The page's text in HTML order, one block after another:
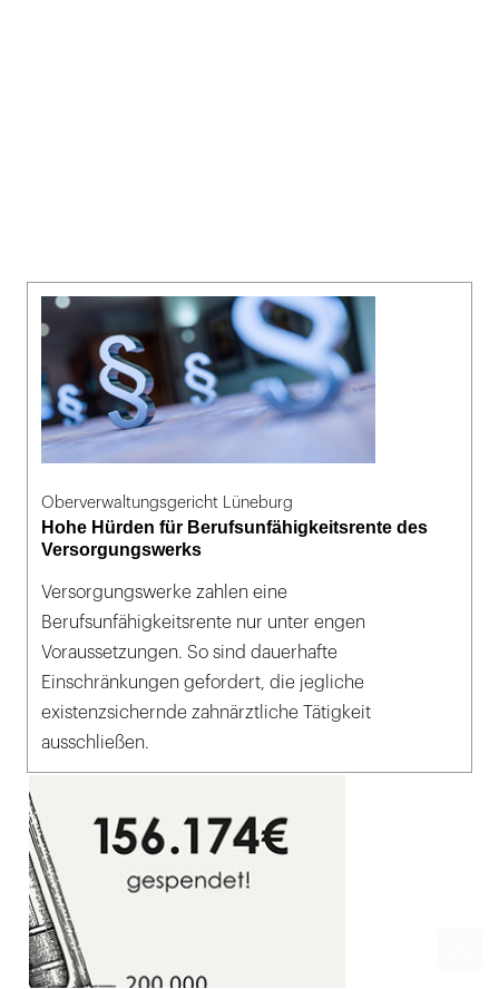
Oberverwaltungsgericht Lüneburg
Hohe Hürden für Berufsunfähigkeitsrente des
Versorgungswerks
Versorgungswerke zahlen eine
Berufsunfähigkeitsrente nur unter engen
Voraussetzungen. So sind dauerhafte
Einschränkungen gefordert, die jegliche
existenzsichernde zahnärztliche Tätigkeit
ausschließen.